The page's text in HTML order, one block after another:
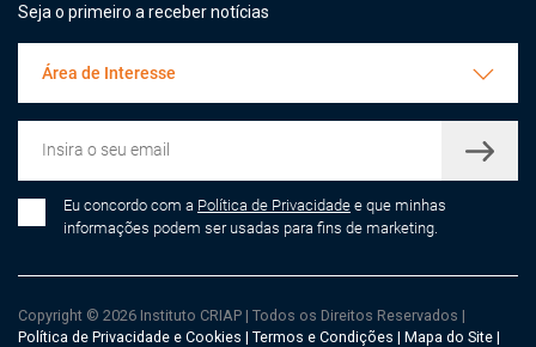
Seja o primeiro a receber notícias
Área de Interesse
Eu concordo com a Política de Privacidade e que minhas
informações podem ser usadas para fins de marketing.
Copyright © 2026 Instituto CRIAP | Todos os Direitos Reservados |
Política de Privacidade e Cookies | Termos e Condições | Mapa do Site |